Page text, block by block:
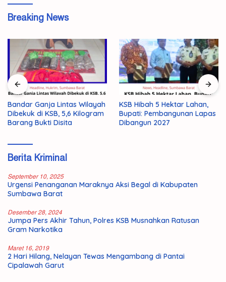
Breaking News
Bandar Ganja Lintas Wilayah
Dibekuk di KSB, 5,6 Kilogram
Barang Bukti Disita
KSB Hibah 5 Hektar Lahan,
Bupati: Pembangunan Lapas
Dibangun 2027
Berita Kriminal
September 10, 2025
Urgensi Penanganan Maraknya Aksi Begal di Kabupaten
Sumbawa Barat
Desember 28, 2024
Jumpa Pers Akhir Tahun, Polres KSB Musnahkan Ratusan
Gram Narkotika
Maret 16, 2019
2 Hari Hilang, Nelayan Tewas Mengambang di Pantai
Cipalawah Garut